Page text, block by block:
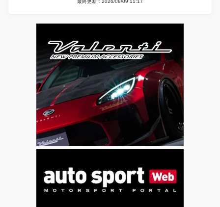
最終更新：2026/08/09 11:17